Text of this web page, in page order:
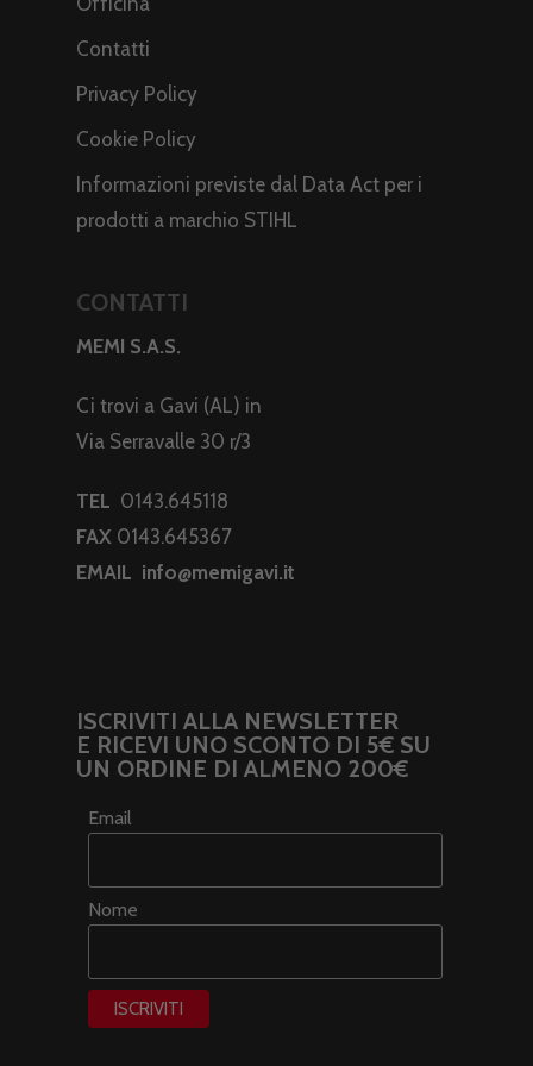
Contatti
Privacy Policy
Cookie Policy
Informazioni previste dal Data Act per i
prodotti a marchio STIHL
CONTATTI
MEMI S.A.S.
Ci trovi a Gavi (AL) in
Via Serravalle 30 r/3
TEL 0143.645118
FAX 0143.645367
EMAIL info@memigavi.it
ISCRIVITI ALLA NEWSLETTER
E RICEVI UNO SCONTO DI 5€ SU
UN ORDINE DI ALMENO 200€
Email
Nome